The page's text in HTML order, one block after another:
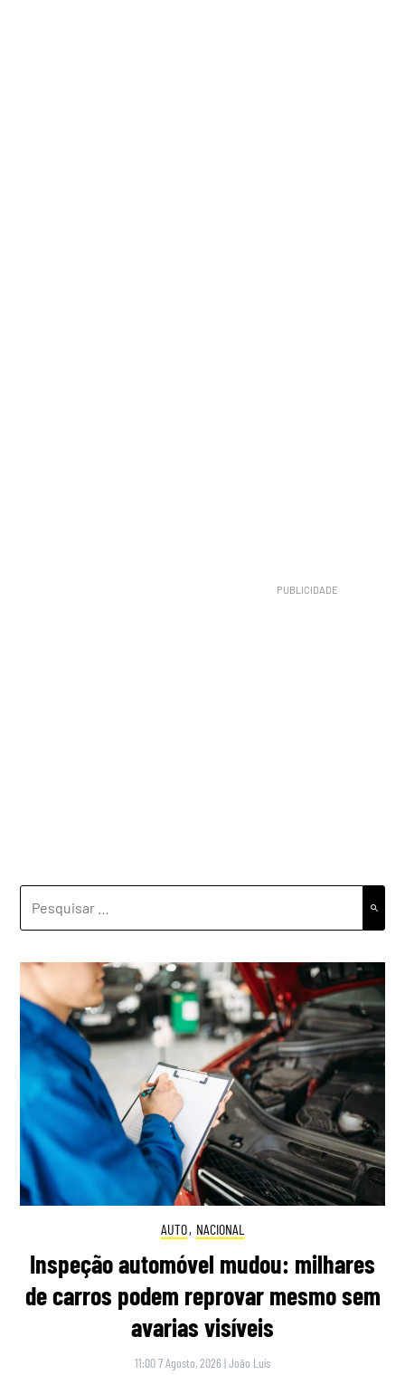
POR:
AUTO, NACIONAL
Inspeção automóvel mudou: milhares
de carros podem reprovar mesmo sem
avarias visíveis
11:00 7 Agosto, 2026 |João Luís